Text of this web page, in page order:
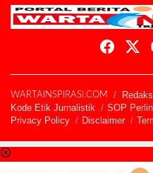
WARTAINSPIRASI.COM
Kode Etik Jurnalistik
SOP
Privacy Policy
Disclaimer